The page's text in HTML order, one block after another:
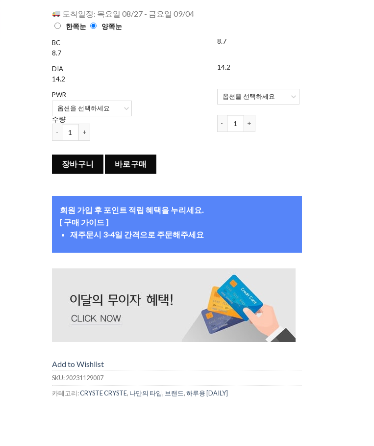
도착일정: 목요일 08/27 - 금요일 09/04
한쪽눈 양쪽눈
BC
8.7
DIA
14.2
PWR
수량
CRYSTE 원데이 (30개들이) 수량
8.7
14.2
CRYSTE 원데이 (30개들이) 수량
장바구니 바로구매
회원 가입 후 포인트 적립 혜택을 누리세요.
[ 구매 가이드 ]
재주문시 3-4일 간격으로 주문해주세요
Add to Wishlist
SKU:20231129007
카테고리:CRYSTE CRYSTE, 나만의 타입, 브랜드,하루용 [DAILY]